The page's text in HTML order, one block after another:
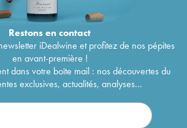
Restons encontact
iDealwine et profitez de nos pépites
en avant-première !
dans votre boîte mail : nos découvertes du
exclusives, actualités, analyses...